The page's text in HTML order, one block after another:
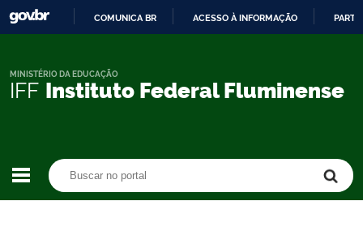
CONTEÚDO
COMUNICA BR ACESSO À INFORMAÇÃO
IFF Instituto Federal Fluminense
MINISTÉRIO DA EDUCAÇÃO